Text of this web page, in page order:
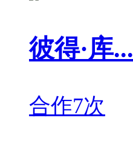
彼得·库...
合作7次